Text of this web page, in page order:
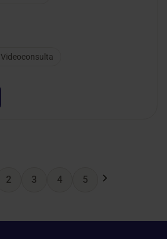
Videoconsulta
2 3 4 5